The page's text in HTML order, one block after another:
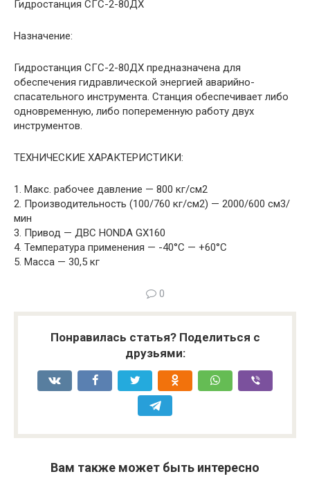
Гидростанция СГС-2-80ДХ
Назначение:
Гидростанция СГС-2-80ДХ предназначена для
обеспечения гидравлической энергией аварийно-
спасательного инструмента. Станция обеспечивает либо
одновременную, либо попеременную работу двух
инструментов.
ТЕХНИЧЕСКИЕ ХАРАКТЕРИСТИКИ:
1. Макс. рабочее давление — 800 кг/cм2
2. Производительность (100/760 кг/cм2) — 2000/600 см3/
мин
3. Привод — ДВС HONDA GX160
4. Температура применения — -40°С — +60°С
5. Масса — 30,5 кг
0
Понравилась статья? Поделиться с
друзьями:
Вам также может быть интересно